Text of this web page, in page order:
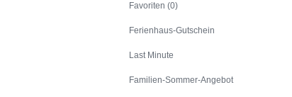
Favoriten (0)
Ferienhaus-Gutschein
Last Minute
Familien-Sommer-Angebot